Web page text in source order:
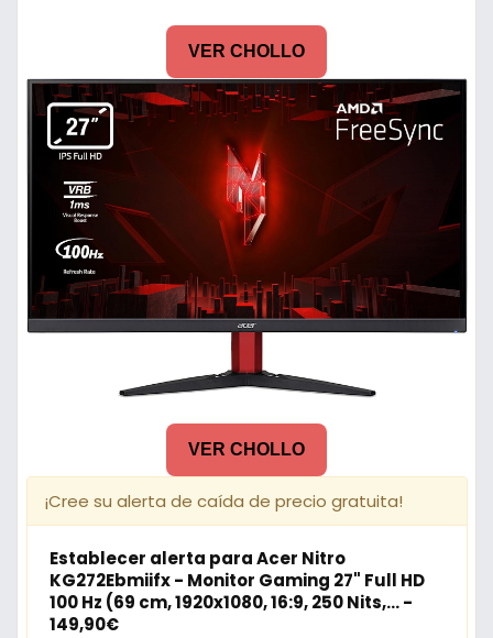
VER CHOLLO
VER CHOLLO
¡Cree su alerta de caída de precio gratuita!
Establecer alerta para Acer Nitro
KG272Ebmiifx - Monitor Gaming 27" Full HD
100 Hz (69 cm, 1920x1080, 16:9, 250 Nits,... -
149,90€